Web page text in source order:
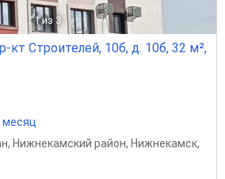
1 из 3
кт Строителей, 10б, д. 10б, 32 м²,
месяц
, Нижнекамский район, Нижнекамск,